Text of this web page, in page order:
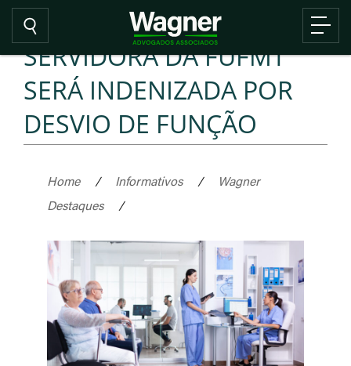
SERVIDORA DA FUFMT
SERÁ INDENIZADA POR
DESVIO DE FUNÇÃO
Home / Informativos /
Wagner
Destaques
/